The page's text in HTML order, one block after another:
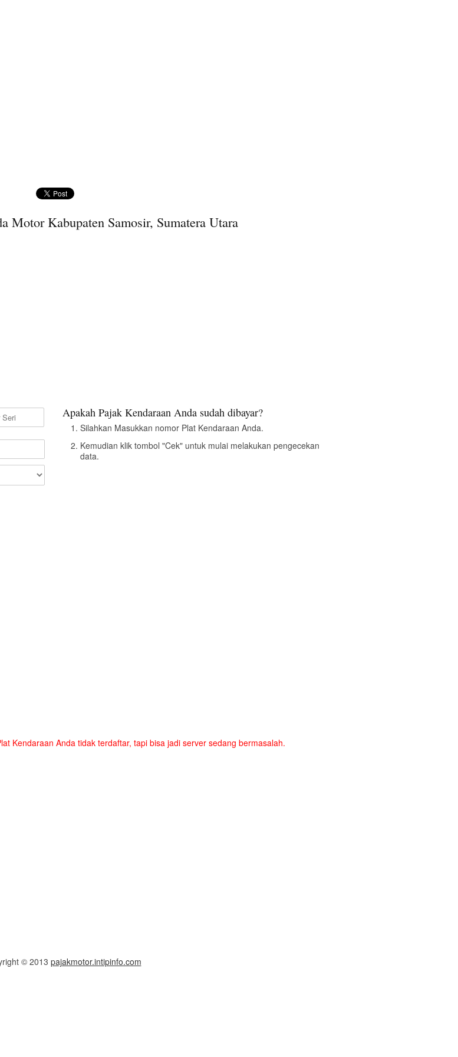
Motor Kabupaten Samosir, Sumatera Utara
Apakah Pajak Kendaraan Anda sudah dibayar?
Silahkan Masukkan nomor Plat Kendaraan Anda.
Kemudian klik tombol "Cek" untuk mulai melakukan pengecekan
data.
Kendaraan Anda tidak terdaftar, tapi bisa jadi server sedang bermasalah.
© 2013 pajakmotor.intipinfo.com